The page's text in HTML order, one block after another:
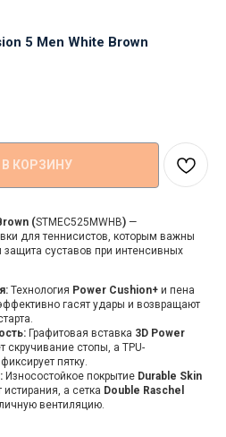
5 Men White Brown
КОРЗИНУ
(STMEC525MWHB) —
для теннисистов, которым важны
суставов при интенсивных
Технология Power Cushion+ и пена
гасят удары и возвращают
Графитовая вставка 3D Power
скручивание стопы, а TPU-
пятку.
Износостойкое покрытие Durable Skin
а сетка Double Raschel
вентиляцию.